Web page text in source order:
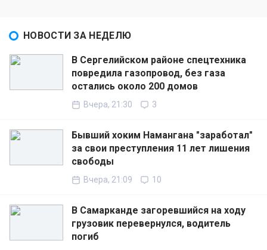
НОВОСТИ ЗА НЕДЕЛЮ
В Сергелийском районе спецтехника
повредила газопровод, без газа
остались около 200 домов
Вчера, 21:30 3
Бывший хоким Намангана "заработал"
за свои преступления 11 лет лишения
свободы
Вчера, 21:09 10
В Самарканде загоревшийся на ходу
грузовик перевернулся, водитель
погиб